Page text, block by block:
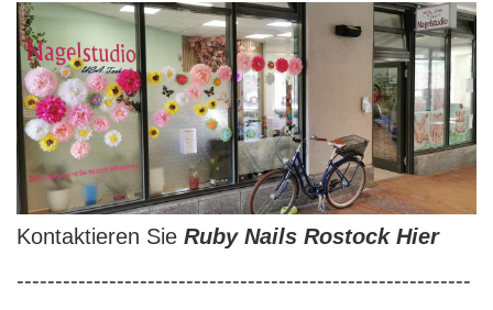
Kontaktieren Sie Ruby Nails Rostock Hier
-----------------------------------------------------------